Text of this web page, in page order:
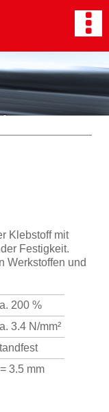
Klebstoff mit
Festigkeit.
Werkstoffen und
200 %
3.4 N/mm²
3.5 mm